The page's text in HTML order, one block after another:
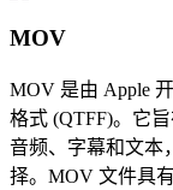
MOV
MOV 是由 Apple
格式 (QTFF)。它
音频、字幕和文本
择。MOV 文件具